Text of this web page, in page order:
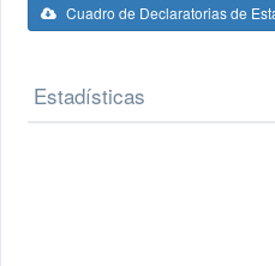
Cuadro de Declaratorias de
Estadísticas